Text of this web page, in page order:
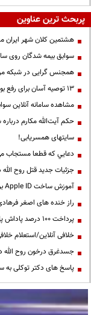
پربحث ترین عناوین
هشتمین کلان شهر
سوابق بیمه شدگان روی
همجنس گرایی در شبکه
13 توصیه آسان برای رفع بوی بد دهان
مشاهده سامانه آنلاين
حكم آيت‌الله مكارم
سایتهای همسریابی!
دعايي كه قطعا مستجاب
جزئیات جدید قتل روح
آموزش ساخت Apple ID برای کاربران ایرانی
راز خنده های اصغر
پرداخت ۱۰۰ درصد پاداش پایان خدمت فرهنگیان
خلافی آنلاین/استعلام
جسدغرق درخون روح
پاسخ های دکتر توکلی به